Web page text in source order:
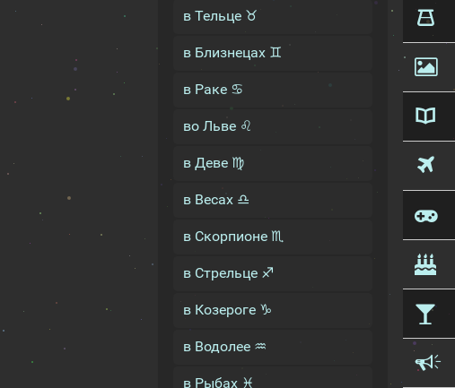
в Тельце ♉
в Близнецах ♊
в Раке ♋
во Льве ♌
в Деве ♍
в Весах ♎
в Скорпионе ♏
в Стрельце ♐
в Козероге ♑
в Водолее ♒
в Рыбах ♓